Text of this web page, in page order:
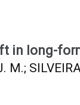
in long-
M.;